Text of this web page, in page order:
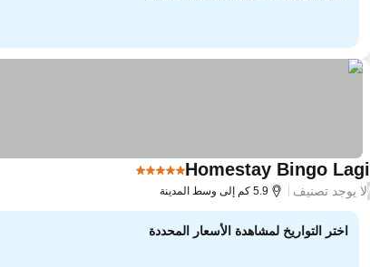
Homestay Bingo Lagi5 عدد النجوم
/لا يوجد تصنيف 5.9 كم إلى وسط المدينة
اختر التواريخ لمشاهدة الأسعار المحددة